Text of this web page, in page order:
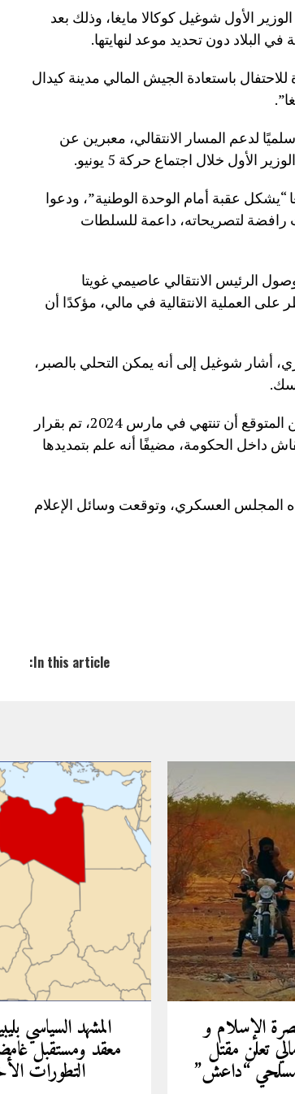
الأول شوغيل كوكالا مايغا، وذلك بعد
في البلاد دون تحديد موعد لنهايتها.
باستعادة الجيش المالي مدينة كيدال
لدعم المسار الانتقالي، معبرين عن
الأول خلال اجتماع حركة 5 يونيو.
عقبة أمام الوحدة الوطنية”، ودعوا
رافضة لتصريحاته، داعمة للسلطات
الرئيس الانتقالي عاصيمي غويتا
العملية الانتقالية في مالي، مؤكدًا أن
في 16 نوفمبر الجاري، أشار شوغيل إلى أنه يمكن التحلي بالصبر،
كما أوضح أن تمديد الفترة الانتقالية، التي كان من المتوقع أن تنتهي في مارس 2024، تم بقرار
داخل الحكومة، مضيفًا أنه علم بتمديدها
المجلس العسكري، وتوقعت وسائل الإعلام
In this article:
الإسلام و
تعلن مقتل
“داعش”
المشهد السياسي
معقد ومستقبل
التطورات